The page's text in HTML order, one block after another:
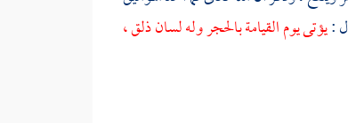
:يؤتى يوم القيامة بالحجر وله لسان ذلق ،